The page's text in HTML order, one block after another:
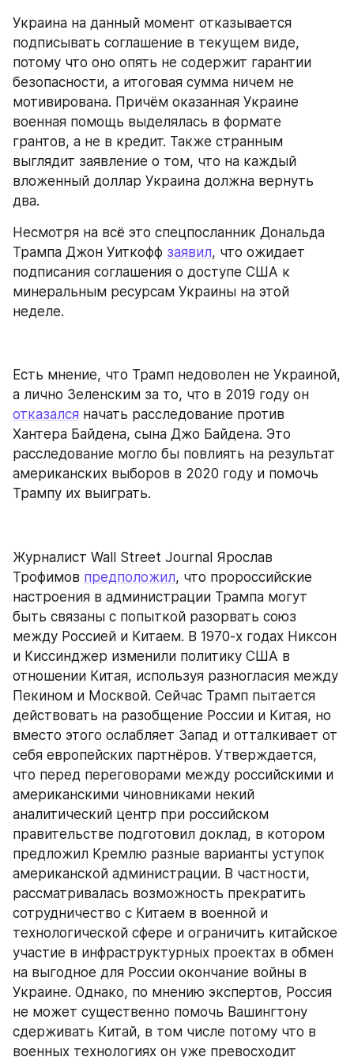
Украина на данный момент отказывается
подписывать соглашение в текущем виде,
потому что оно опять не содержит гарантии
безопасности, а итоговая сумма ничем не
мотивирована. Причём оказанная Украине
военная помощь выделялась в формате
грантов, а не в кредит. Также странным
выглядит заявление о том, что на каждый
вложенный доллар Украина должна вернуть
два.
Несмотря на всё это спецпосланник Дональда
Трампа Джон Уиткофф заявил, что ожидает
подписания соглашения о доступе США к
минеральным ресурсам Украины на этой
неделе.
Есть мнение, что Трамп недоволен не Украиной,
отказался начать расследование против
Хантера Байдена, сына Джо Байдена. Это
расследование могло бы повлиять на результат
американских выборов в 2020 году и помочь
Трампу их выиграть.
Журналист Wall Street Journal Ярослав
Трофимов предположил, что пророссийские
настроения в администрации Трампа могут
быть связаны с попыткой разорвать союз
между Россией и Китаем. В 1970-х годах Никсон
и Киссинджер изменили политику США в
отношении Китая, используя разногласия между
Пекином и Москвой. Сейчас Трамп пытается
действовать на разобщение России и Китая, но
вместо этого ослабляет Запад и отталкивает от
себя европейских партнёров. Утверждается,
что перед переговорами между российскими и
американскими чиновниками некий
аналитический центр при российском
правительстве подготовил доклад, в котором
предложил Кремлю разные варианты уступок
американской администрации. В частности,
рассматривалась возможность прекратить
сотрудничество с Китаем в военной и
технологической сфере и ограничить китайское
участие в инфраструктурных проектах в обмен
на выгодное для России окончание войны в
Украине. Однако, по мнению экспертов, Россия
не может существенно помочь Вашингтону
сдерживать Китай, в том числе потому что в
военных технологиях он уже превосходит